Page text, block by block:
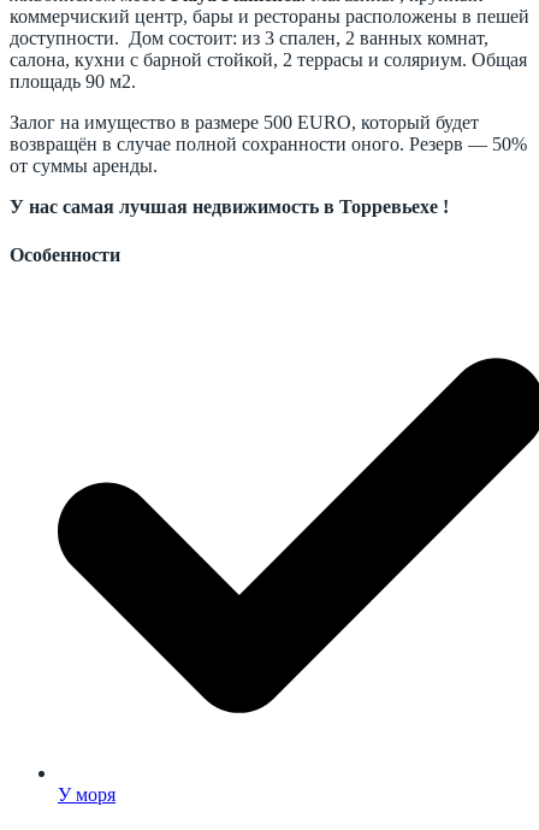
коммерчиский центр, бары и рестораны расположены в пешей
доступности. Дом состоит: из 3 спален, 2 ванных комнат,
салона, кухни с барной стойкой, 2 террасы и соляриум. Общая
площадь 90 м2.
Залог на имущество в размере 500 EURO, который будет
возвращён в случае полной сохранности оного. Резерв — 50%
от суммы аренды.
У нас самая лучшая недвижимость в Торревьехе !
Особенности
У моря